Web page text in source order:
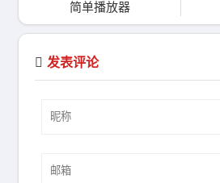
简单播放器
发表评论